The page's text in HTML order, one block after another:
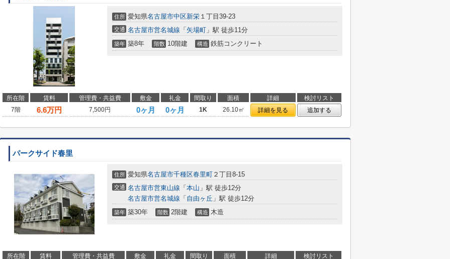
住所 愛知県名古屋市中区新栄 １丁目39-23
交通 名古屋市営名城線 「 矢場町 」駅 徒歩11分
築年 築8年 階数 10階建 構造 鉄筋コンクリート
所在階 賃料 管理費・共益費 敷金 礼金 間取り 面積 詳細
検討リスト
7階
6.6万円 7,500円 0ヶ月 0ヶ月 1K 26.10㎡ 詳細を見る 追加する
パークサイド春里
住所 愛知県名古屋市千種区春里町 ２丁目8-15
交通 名古屋市営東山線 「 本山 」駅 徒歩12分
名古屋市営名城線 「 自由ヶ丘 」駅 徒歩12分
築年 築30年 階数 2階建 構造 木造
所在階 賃料 管理費・共益費 敷金 礼金 間取り 面積 詳細 検討リスト